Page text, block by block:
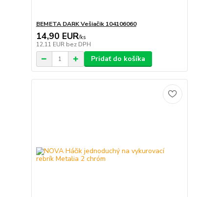
BEMETA DARK Vešiačik 104106060
14,90 EUR/ks
12,11 EUR bez DPH
Pridať do košíka